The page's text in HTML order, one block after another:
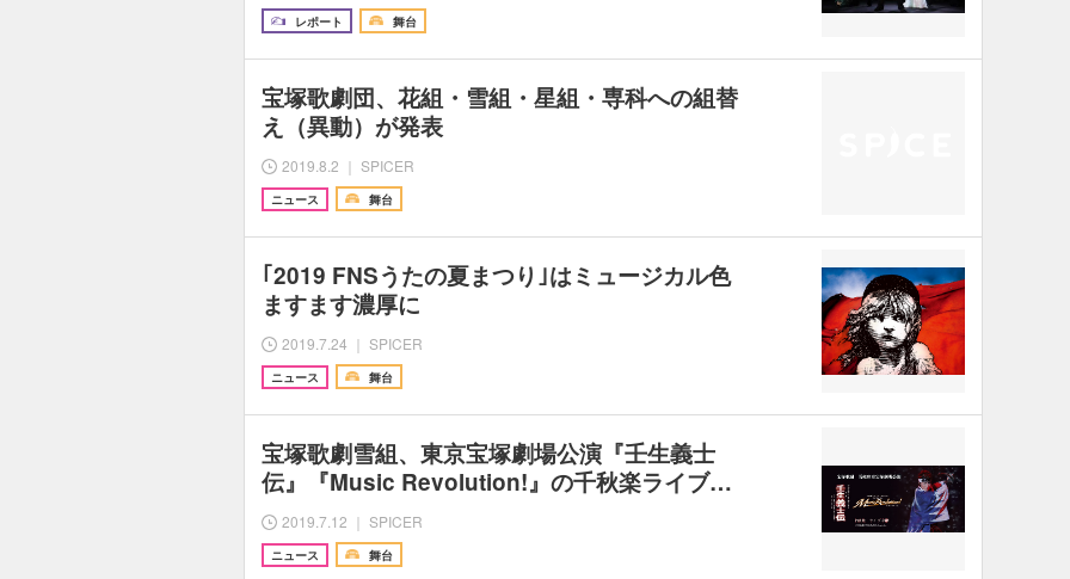
レポート 舞台
宝塚歌劇団、花組・雪組・星組・専科への組替
え（異動）が発表
2019.8.2 ｜ SPICER
ニュース 舞台
｢2019 FNSうたの夏まつり｣はミュージカル色
ますます濃厚に
2019.7.24 ｜ SPICER
ニュース 舞台
宝塚歌劇雪組、東京宝塚劇場公演『壬生義士
伝』『Music Revolution!』の千秋楽ライブ…
2019.7.12 ｜ SPICER
ニュース 舞台